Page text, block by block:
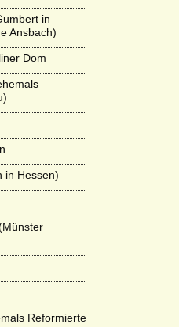
in
Ansbach)
Dom
in Hessen)
Reformierte